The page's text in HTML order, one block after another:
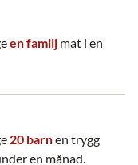
en familj mat i en
20 barnen trygg
en månad.